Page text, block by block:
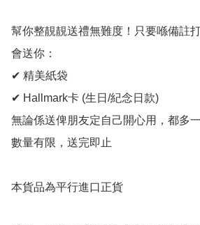
幫你整靚靚送禮無難度！只要喺備註
會送你：
✔ 精美紙袋
✔ Hallmark卡 (生日/紀念日款)
無論係送俾朋友定自己開心用，都多
數量有限，送完即止
本貨品為平行進口正貨